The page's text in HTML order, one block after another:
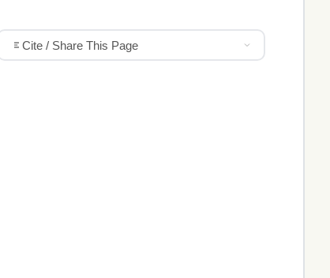
Cite / Share This Page